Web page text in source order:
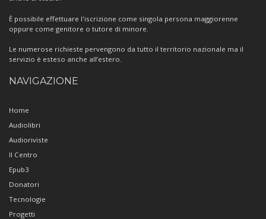
È possibile effettuare l'iscrizione come singola persona maggiorenne
oppure come genitore o tutore di minore.
Le numerose richieste pervengono da tutto il territorio nazionale ma il
servizio è esteso anche all’estero.
NAVIGAZIONE
Home
Audiolibri
Audioriviste
Il Centro
Epub3
Donatori
Tecnologie
Progetti